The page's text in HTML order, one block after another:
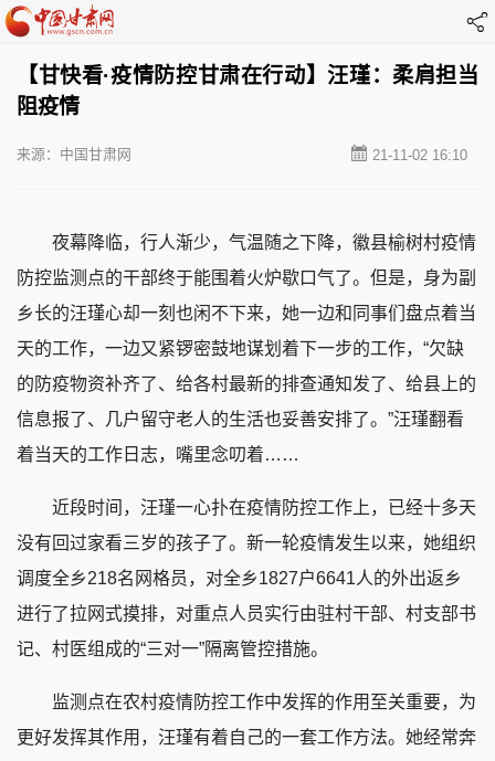
【甘快看·疫情防控甘肃在行动】汪瑾：柔肩担当
阻疫情
21-11-02 16:10
来源：中国甘肃网
夜幕降临，行人渐少，气温随之下降，徽县榆树村疫情
防控监测点的干部终于能围着火炉歇口气了。但是，身为副
乡长的汪瑾心却一刻也闲不下来，她一边和同事们盘点着当
天的工作，一边又紧锣密鼓地谋划着下一步的工作，“欠缺
的防疫物资补齐了、给各村最新的排查通知发了、给县上的
信息报了、几户留守老人的生活也妥善安排了。”汪瑾翻看
着当天的工作日志，嘴里念叨着……
近段时间，汪瑾一心扑在疫情防控工作上，已经十多天
没有回过家看三岁的孩子了。新一轮疫情发生以来，她组织
调度全乡218名网格员，对全乡1827户6641人的外出返乡
进行了拉网式摸排，对重点人员实行由驻村干部、村支部书
记、村医组成的“三对一”隔离管控措施。
监测点在农村疫情防控工作中发挥的作用至关重要，为
更好发挥其作用，汪瑾有着自己的一套工作方法。她经常奔